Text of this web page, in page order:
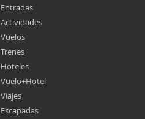
Entradas
Actividades
Vuelos
Trenes
Hoteles
Vuelo+Hotel
Viajes
Escapadas